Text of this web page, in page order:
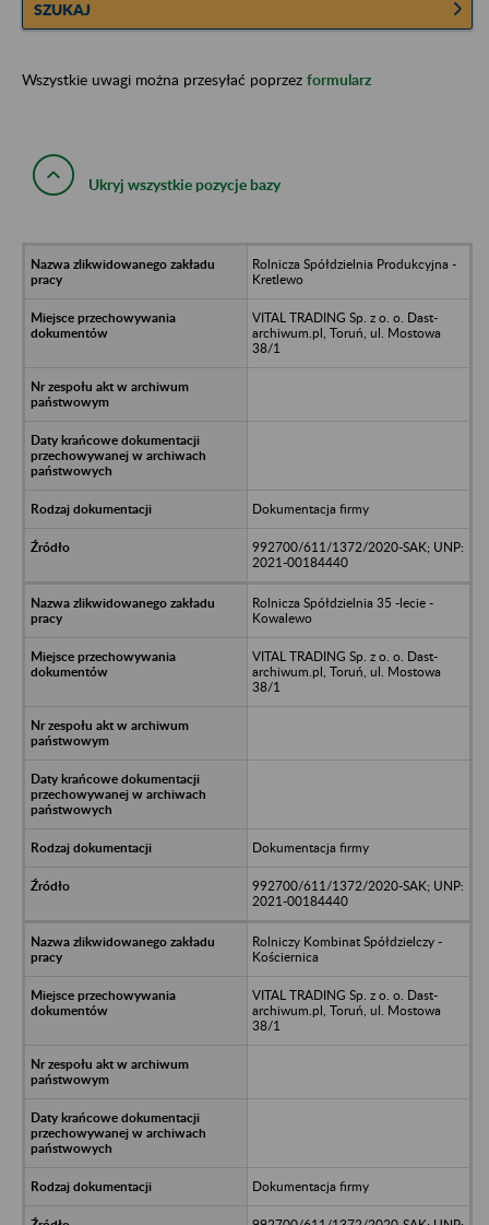
SZUKAJ
Wszystkie uwagi można przesyłać poprzez formularz
Ukryj wszystkie pozycje bazy
Rolnicza Spółdzielnia Produkcyjna -
Kretlewo
VITAL TRADING Sp. z o. o. Dast-
archiwum.pl, Toruń, ul. Mostowa
38/1
Dokumentacja firmy
992700/611/1372/2020-SAK; UNP:
2021-00184440
Rolnicza Spółdzielnia 35 -lecie -
Kowalewo
VITAL TRADING Sp. z o. o. Dast-
archiwum.pl, Toruń, ul. Mostowa
38/1
Dokumentacja firmy
992700/611/1372/2020-SAK; UNP:
2021-00184440
Rolniczy Kombinat Spółdzielczy -
Kościernica
VITAL TRADING Sp. z o. o. Dast-
archiwum.pl, Toruń, ul. Mostowa
38/1
Dokumentacja firmy